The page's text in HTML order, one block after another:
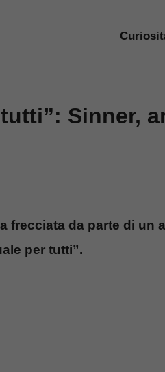
Sinner,
da parte di un
per tutti”.